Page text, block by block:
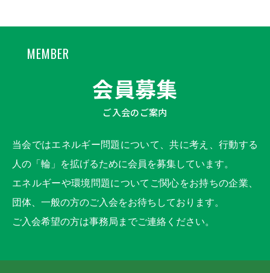
MEMBER
会員募集
ご入会のご案内
当会ではエネルギー問題について、共に考え、行動する
人の「輪」を拡げるために会員を募集しています。
エネルギーや環境問題についてご関心をお持ちの企業、
団体、一般の方のご入会をお待ちしております。
ご入会希望の方は事務局までご連絡ください。